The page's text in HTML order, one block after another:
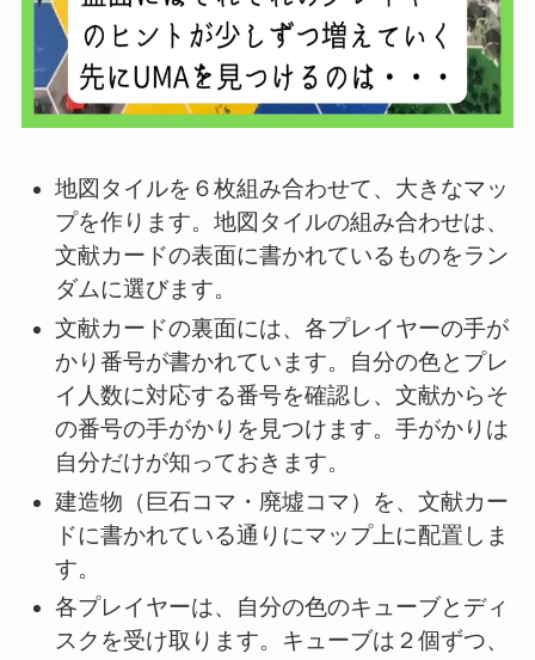
地図タイルを６枚組み合わせて、大きなマッ
プを作ります。地図タイルの組み合わせは、
文献カードの表面に書かれているものをラン
ダムに選びます。
文献カードの裏面には、各プレイヤーの手が
かり番号が書かれています。自分の色とプレ
イ人数に対応する番号を確認し、文献からそ
の番号の手がかりを見つけます。手がかりは
自分だけが知っておきます。
建造物（巨石コマ・廃墟コマ）を、文献カー
ドに書かれている通りにマップ上に配置しま
す。
各プレイヤーは、自分の色のキューブとディ
スクを受け取ります。キューブは２個ずつ、